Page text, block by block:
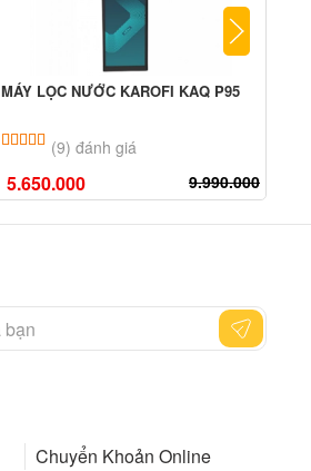
MÁY LỌC NƯỚC KAROFI KAQ P95
5.00 trên 5 dựa trên
9(9) đánh giá
5.650.000 9.990.000
Chuyển Khoản Online